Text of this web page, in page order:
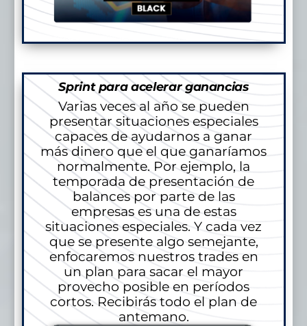
Sprint para acelerar ganancias
Varias veces al año se pueden
presentar situaciones especiales
capaces de ayudarnos a ganar
más dinero que el que ganaríamos
normalmente. Por ejemplo, la
temporada de presentación de
balances por parte de las
empresas es una de estas
situaciones especiales. Y cada vez
que se presente algo semejante,
enfocaremos nuestros trades en
un plan para sacar el mayor
provecho posible en períodos
cortos. Recibirás todo el plan de
antemano.